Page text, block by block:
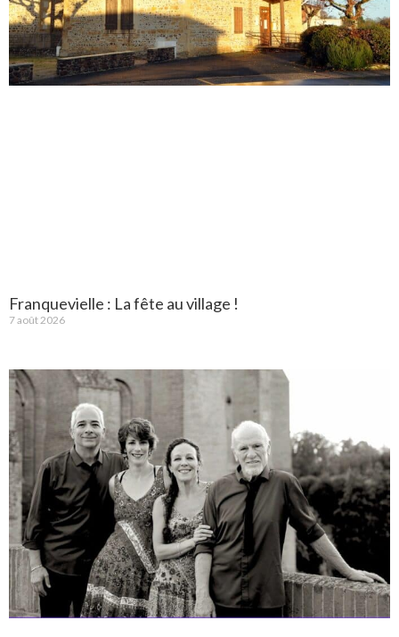
Franquevielle : La fête au village !
7 août 2026